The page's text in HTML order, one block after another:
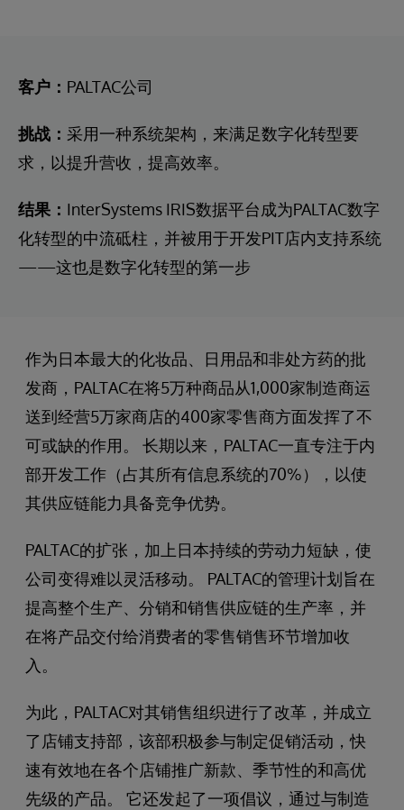
客户： PALTAC公司
挑战： 采用一种系统架构，来满足数字化转型要
求，以提升营收，提高效率。
结果： InterSystems IRIS数据平台成为PALTAC数字
化转型的中流砥柱，并被用于开发PIT店内支持系统
——这也是数字化转型的第一步
作为日本最大的化妆品、日用品和非处方药的批
发商，PALTAC在将5万种商品从1,000家制造商运
送到经营5万家商店的400家零售商方面发挥了不
可或缺的作用。 长期以来，PALTAC一直专注于内
部开发工作（占其所有信息系统的70%），以使
其供应链能力具备竞争优势。
PALTAC的扩张，加上日本持续的劳动力短缺，使
公司变得难以灵活移动。 PALTAC的管理计划旨在
提高整个生产、分销和销售供应链的生产率，并
在将产品交付给消费者的零售销售环节增加收
入。
为此，PALTAC对其销售组织进行了改革，并成立
了店铺支持部，该部积极参与制定促销活动，快
速有效地在各个店铺推广新款、季节性的和高优
先级的产品。 它还发起了一项倡议，通过与制造